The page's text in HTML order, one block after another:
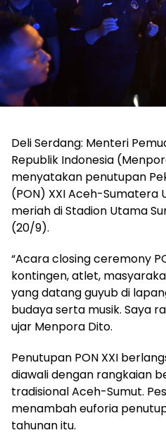
Deli Serdang: Menteri
Republik Indonesia
menyatakan penutupan
(PON) XXI Aceh-Sumatera
meriah di Stadion Utama
(20/9).
“Acara closing ceremony
kontingen, atlet,
yang datang guyub di
budaya serta musik. Saya
ujar Menpora Dito.
Penutupan PON XXI
diawali dengan rangkaian
tradisional Aceh-Sumut.
menambah euforia
tahunan itu.